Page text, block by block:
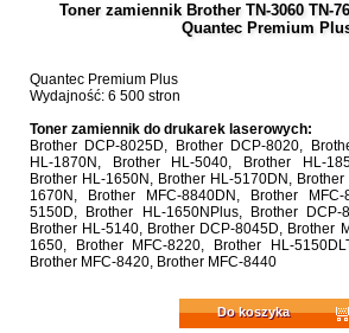
Toner zamiennik Brother TN-3060 TN-
Quantec Premium
Quantec Premium Plus
Wydajność: 6 500 stron
Toner zamiennik do drukarek laserowych:
Brother DCP-8025D, Brother DCP-8020,
HL-1870N, Brother HL-5040, Brother HL-
Brother HL-1650N, Brother HL-5170DN,
1670N, Brother MFC-8840DN, Brother
5150D, Brother HL-1650NPlus, Brother DCP-
Brother HL-5140, Brother DCP-8045D, Brother
1650, Brother MFC-8220, Brother HL-
Brother MFC-8420, Brother MFC-8440
Do koszyka